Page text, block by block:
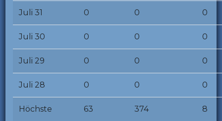
Juli 31 0 0 0
Juli 30 0 0 0
Juli 29 0 0 0
Juli 28 0 0 0
Höchste 63 374 8